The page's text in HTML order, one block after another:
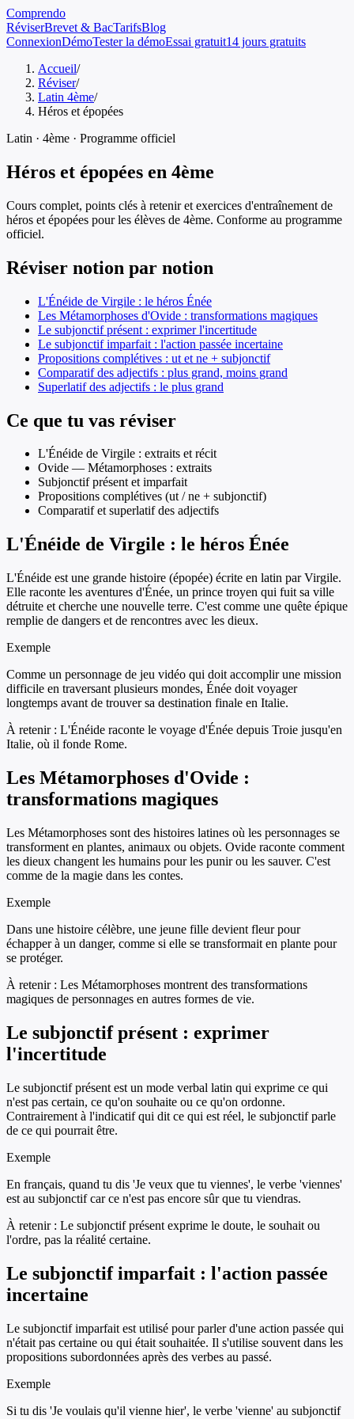
Comprendo
RéviserBrevet & BacTarifsBlog
ConnexionDémoTester la démoEssai gratuit14 jours gratuits
Accueil/
Réviser/
Latin 4ème/
Héros et épopées
Latin · 4ème · Programme officiel
Héros et épopées en 4ème
Cours complet, points clés à retenir et exercices d'entraînement de
héros et épopées pour les élèves de 4ème. Conforme au programme
officiel.
Réviser notion par notion
L'Énéide de Virgile : le héros Énée
Les Métamorphoses d'Ovide : transformations magiques
Le subjonctif présent : exprimer l'incertitude
Le subjonctif imparfait : l'action passée incertaine
Propositions complétives : ut et ne + subjonctif
Comparatif des adjectifs : plus grand, moins grand
Superlatif des adjectifs : le plus grand
Ce que tu vas réviser
L'Énéide de Virgile : extraits et récit
Ovide — Métamorphoses : extraits
Subjonctif présent et imparfait
Propositions complétives (ut / ne + subjonctif)
Comparatif et superlatif des adjectifs
L'Énéide de Virgile : le héros Énée
L'Énéide est une grande histoire (épopée) écrite en latin par Virgile.
Elle raconte les aventures d'Énée, un prince troyen qui fuit sa ville
détruite et cherche une nouvelle terre. C'est comme une quête épique
remplie de dangers et de rencontres avec les dieux.
Exemple
Comme un personnage de jeu vidéo qui doit accomplir une mission
difficile en traversant plusieurs mondes, Énée doit voyager
longtemps avant de trouver sa destination finale en Italie.
À retenir : L'Énéide raconte le voyage d'Énée depuis Troie jusqu'en
Italie, où il fonde Rome.
Les Métamorphoses d'Ovide :
transformations magiques
Les Métamorphoses sont des histoires latines où les personnages se
transforment en plantes, animaux ou objets. Ovide raconte comment
les dieux changent les humains pour les punir ou les sauver. C'est
comme de la magie dans les contes.
Exemple
Dans une histoire célèbre, une jeune fille devient fleur pour
échapper à un danger, comme si elle se transformait en plante pour
se protéger.
À retenir : Les Métamorphoses montrent des transformations
magiques de personnages en autres formes de vie.
Le subjonctif présent : exprimer
l'incertitude
Le subjonctif présent est un mode verbal latin qui exprime ce qui
n'est pas certain, ce qu'on souhaite ou ce qu'on ordonne.
Contrairement à l'indicatif qui dit ce qui est réel, le subjonctif parle
de ce qui pourrait être.
Exemple
En français, quand tu dis 'Je veux que tu viennes', le verbe 'viennes'
est au subjonctif car ce n'est pas encore sûr que tu viendras.
À retenir : Le subjonctif présent exprime le doute, le souhait ou
l'ordre, pas la réalité certaine.
Le subjonctif imparfait : l'action passée
incertaine
Le subjonctif imparfait est utilisé pour parler d'une action passée qui
n'était pas certaine ou qui était souhaitée. Il s'utilise souvent dans les
propositions subordonnées après des verbes au passé.
Exemple
Si tu dis 'Je voulais qu'il vienne hier', le verbe 'vienne' au subjonctif